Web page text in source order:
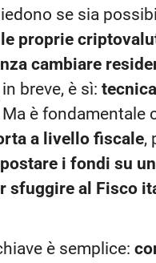
se sia
proprie
cambiare
breve, è sì:
Ma è fondamentale
a livello fiscale,
i fondi su
sfuggire al Fisco
è semplice: